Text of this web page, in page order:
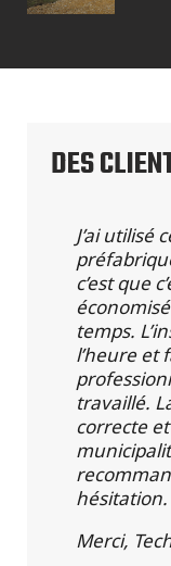
DES
J’ai utilisé
c’est que
temps.
l’heure et
travaillé.
correcte
hésitation.
Merci,